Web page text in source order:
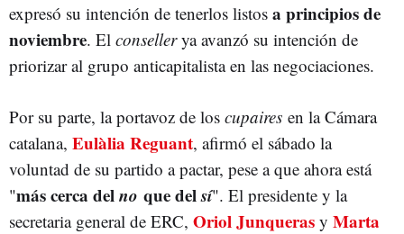
expresó su intención de tenerlos listos a principios de
noviembre. El consellerya avanzó su intención de
priorizar al grupo anticapitalista en las negociaciones.
Por su parte, la portavoz de los cupaires en la Cámara
catalana, Eulàlia Reguant, afirmó el sábado la
voluntad de su partido a pactar, pese a que ahora está
"más cerca delno que delsí". El presidente y la
secretaria general de ERC, Oriol Junqueras y Marta